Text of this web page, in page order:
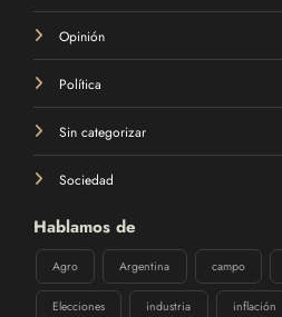
Opinión
Política
Sin categorizar
Sociedad
Hablamos de
Agro Argentina campo
Elecciones industria inflación